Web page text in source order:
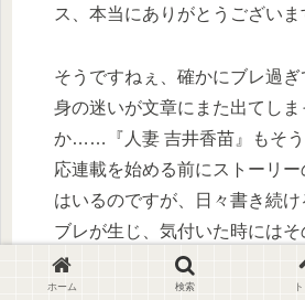
ス、本当にありがとうございま
そうですねぇ、確かにブレ過
身の迷いが文章にまた出てしま
か……『人妻 吉井香苗』もそう
応連載を始める前にストーリ
はいるのですが、日々書き続
ブレが生じ、気付いた時には
ようもない程大きいものにな
す(涙)
ホーム 検索